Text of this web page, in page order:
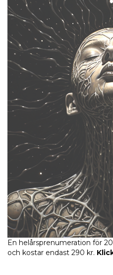
En helårsprenumeration för
och kostar endast 290 kr.